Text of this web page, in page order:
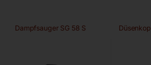
Dampfsauger SG 58 S